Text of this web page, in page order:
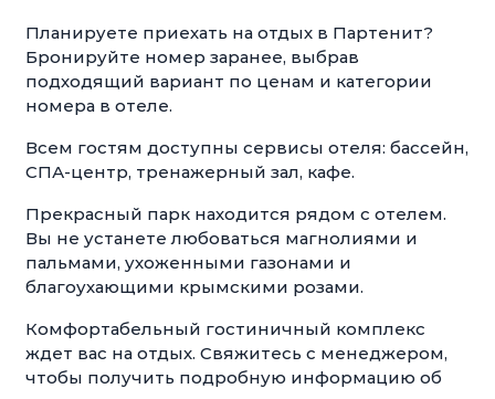
Планируете приехать на отдых в Партенит?
Бронируйте номер заранее, выбрав
подходящий вариант по ценам и категории
номера в отеле.
Всем гостям доступны сервисы отеля: бассейн,
СПА-центр, тренажерный зал, кафе.
Прекрасный парк находится рядом с отелем.
Вы не устанете любоваться магнолиями и
пальмами, ухоженными газонами и
благоухающими крымскими розами.
Комфортабельный гостиничный комплекс
ждет вас на отдых. Свяжитесь с менеджером,
чтобы получить подробную информацию об